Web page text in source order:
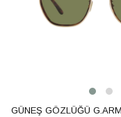
GÜNEŞ GÖZLÜĞÜ